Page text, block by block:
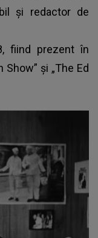
și redactor de
fiind prezent în
și „The Ed